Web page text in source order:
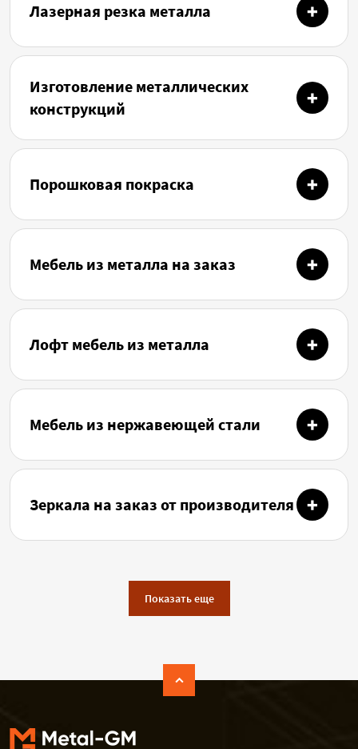
Лазерная резка металла
Изготовление металлических
конструкций
Порошковая покраска
Мебель из металла на заказ
Лофт мебель из металла
Мебель из нержавеющей стали
Зеркала на заказ от производителя
Показать еще